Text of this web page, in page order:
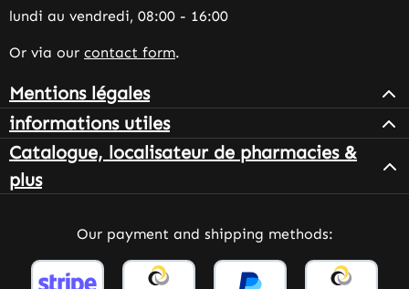
lundi au vendredi, 08:00 - 16:00
Or via our contact form.
Mentions légales
informations utiles
Catalogue, localisateur de pharmacies &
plus
Our payment and shipping methods: